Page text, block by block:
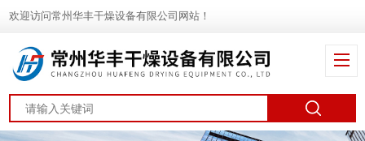
欢迎访问常州华丰干燥设备有限公司网站！